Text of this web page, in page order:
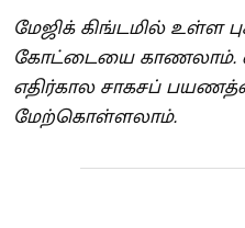
மேஜிக் கிங்டமில் உள்ள
கோட்டையை காணலாம்.
எதிர்கால சாகசப்
மேற்கொள்ளலாம்.